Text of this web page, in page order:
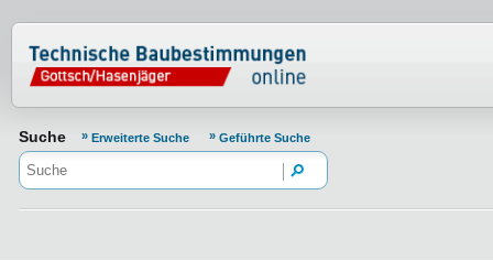
Normenportal Barrierefreiheit
Suche Erweiterte Suche Geführte Suche